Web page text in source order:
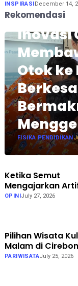
INSPIRASI December 14,
Rekomendasi
Inovasi
Otok ke
FISIKA PENDIDIKAN
Ketika Semut
Mengajarkan
Intelligence:
OPINIJuly 27, 2026
Pilihan Wisata
Malam di
Wajib Didatangi
PARIWISATAJuly 25, 2026